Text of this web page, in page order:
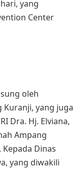
yang
Center
oleh
Kuranji, yang juga
Dra. Hj. Elviana,
Ampang
Kepada Dinas
yang diwakili